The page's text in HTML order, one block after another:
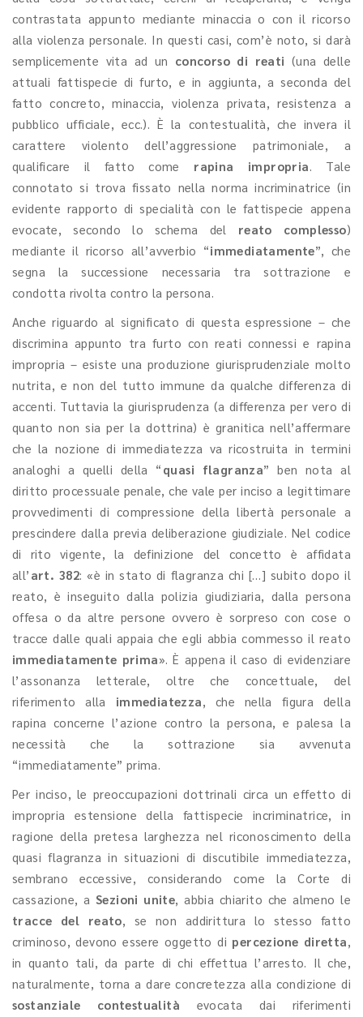
contrastata appunto mediante minaccia o con il ricorso
alla violenza personale. In questi casi, com’è noto, si darà
semplicemente vita ad un concorso di reati (una delle
attuali fattispecie di furto, e in aggiunta, a seconda del
fatto concreto, minaccia, violenza privata, resistenza a
pubblico ufficiale, ecc.). È la contestualità, che invera il
carattere violento dell’aggressione patrimoniale, a
qualificare il fatto come rapina impropria. Tale
connotato si trova fissato nella norma incriminatrice (in
evidente rapporto di specialità con le fattispecie appena
evocate, secondo lo schema del reato complesso)
mediante il ricorso all’avverbio “immediatamente”, che
segna la successione necessaria tra sottrazione e
condotta rivolta contro la persona.
Anche riguardo al significato di questa espressione – che
discrimina appunto tra furto con reati connessi e rapina
impropria – esiste una produzione giurisprudenziale molto
nutrita, e non del tutto immune da qualche differenza di
accenti. Tuttavia la giurisprudenza (a differenza per vero di
quanto non sia per la dottrina) è granitica nell’affermare
che la nozione di immediatezza va ricostruita in termini
analoghi a quelli della “ quasi flagranza” ben nota al
diritto processuale penale, che vale per inciso a legittimare
provvedimenti di compressione della libertà personale a
prescindere dalla previa deliberazione giudiziale. Nel codice
di rito vigente, la definizione del concetto è affidata
all’ art. 382: «è in stato di flagranza chi […] subito dopo il
reato, è inseguito dalla polizia giudiziaria, dalla persona
offesa o da altre persone ovvero è sorpreso con cose o
tracce dalle quali appaia che egli abbia commesso il reato
immediatamente prima». È appena il caso di evidenziare
l’assonanza letterale, oltre che concettuale, del
riferimento alla immediatezza, che nella figura della
rapina concerne l’azione contro la persona, e palesa la
necessità che la sottrazione sia avvenuta
“immediatamente” prima.
Per inciso, le preoccupazioni dottrinali circa un effetto di
impropria estensione della fattispecie incriminatrice, in
ragione della pretesa larghezza nel riconoscimento della
quasi flagranza in situazioni di discutibile immediatezza,
sembrano eccessive, considerando come la Corte di
cassazione, a Sezioni unite, abbia chiarito che almeno le
tracce del
reato, se non addirittura lo stesso fatto
criminoso, devono essere oggetto di percezione diretta,
in quanto tali, da parte di chi effettua l’arresto. Il che,
naturalmente, torna a dare concretezza alla condizione di
sostanziale contestualità evocata dai riferimenti